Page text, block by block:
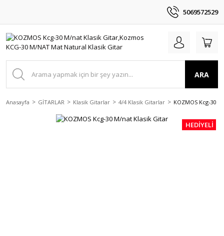
5069572529
ARA
Anasayfa GİTARLAR Klasik Gitarlar 4/4 Klasik Gitarlar KOZMOS Kcg-30
HEDİYELİ